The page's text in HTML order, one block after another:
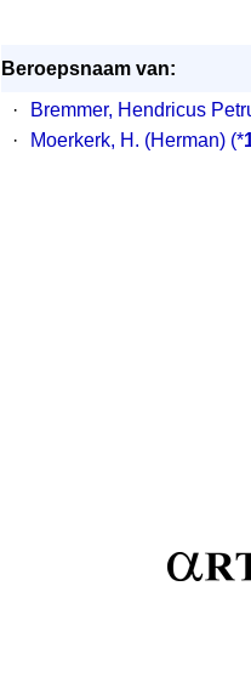
Beroepsnaam van:
·
Bremmer, Hendricus
·
Moerkerk, H. (Herman) (*